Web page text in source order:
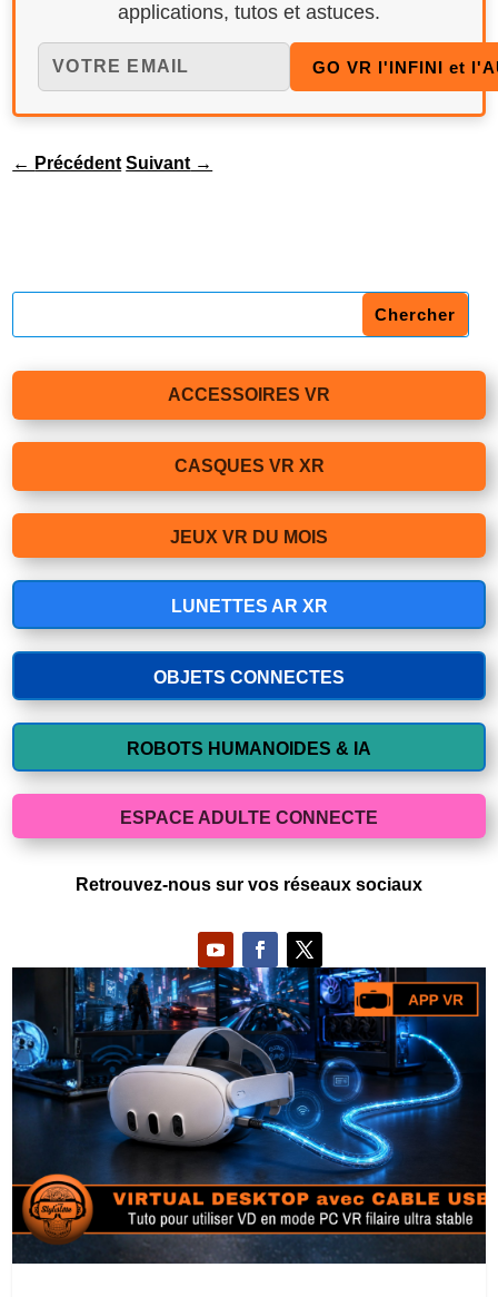
applications, tutos et astuces.
← Précédent Suivant →
ACCESSOIRES VR
CASQUES VR XR
JEUX VR DU MOIS
LUNETTES AR XR
OBJETS CONNECTES
ROBOTS HUMANOIDES & IA
ESPACE ADULTE CONNECTE
Retrouvez-nous sur vos réseaux sociaux